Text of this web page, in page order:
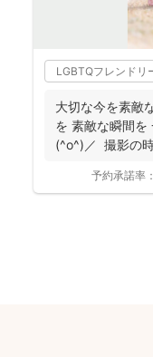
LGBTQフレンドリ
大切な今を素敵
を 素敵な瞬間を
(^o^)／ 撮影の
予約承諾率：